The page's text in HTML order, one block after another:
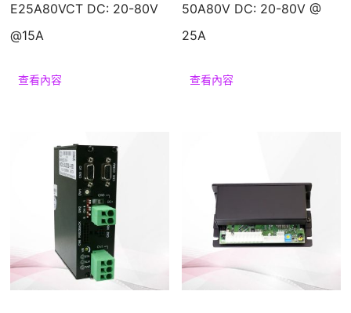
E25A80VCT DC: 20-80V
@15A
查看內容
50A80V DC: 20-80V @
25A
查看內容